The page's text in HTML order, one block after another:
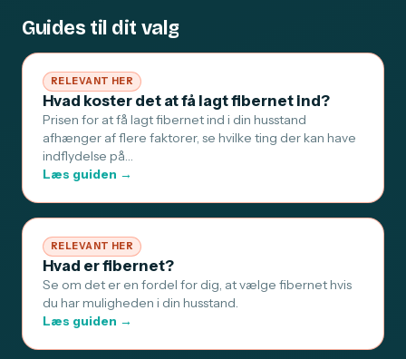
Guides til dit valg
RELEVANT HER
Hvad koster det at få lagt fibernet ind?
Prisen for at få lagt fibernet ind i din husstand
afhænger af flere faktorer, se hvilke ting der kan have
indflydelse på…
Læs guiden →
RELEVANT HER
Hvad er fibernet?
Se om det er en fordel for dig, at vælge fibernet hvis
du har muligheden i din husstand.
Læs guiden →